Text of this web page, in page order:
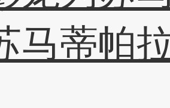
马蒂帕